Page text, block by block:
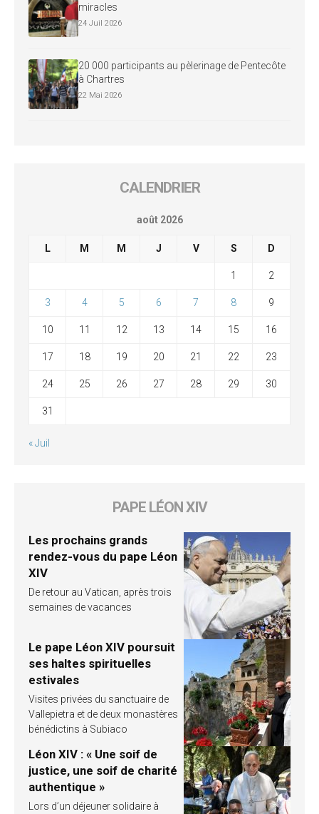
miracles
24 Juil 2026
20 000 participants au pèlerinage de Pentecôte
à Chartres
22 Mai 2026
CALENDRIER
août 2026
L M M J V S D
1 2
3 4 5 6 7 8 9
10 11 12 13 14 15 16
17 18 19 20 21 22 23
24 25 26 27 28 29 30
31
« Juil
PAPE LÉON XIV
Les prochains grands
rendez-vous du pape Léon
XIV
De retour au Vatican, après trois
semaines de vacances
Le pape Léon XIV poursuit
ses haltes spirituelles
estivales
Visites privées du sanctuaire de
Vallepietra et de deux monastères
bénédictins à Subiaco
Léon XIV : « Une soif de
justice, une soif de charité
authentique »
Lors d’un déjeuner solidaire à